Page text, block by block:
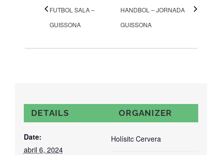
FUTBOL SALA –
GUISSONA
HANDBOL – JORNADA
GUISSONA
DETAILS
Date:
abril 6, 2024
ORGANIZER
Holísitc Cervera